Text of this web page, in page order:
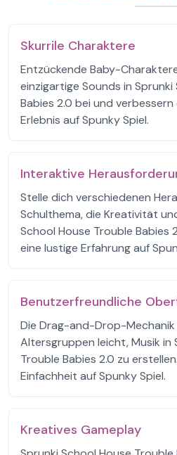
Skurrile Charaktere
Entzückende Baby-
einzigartige Sounds in
Babies 2.0 bei und verbessern
Erlebnis auf Spunky Spiel.
Interaktive
Stelle dich verschiedenen
Schulthema, die Kreativität
School House Trouble Babies
eine lustige Erfahrung auf
Benutzerfreundliche
Die Drag-and-Drop-Mechanik
Altersgruppen leicht, Musik in
Trouble Babies 2.0 zu
Einfachheit auf Spunky Spiel.
Kreatives Gameplay